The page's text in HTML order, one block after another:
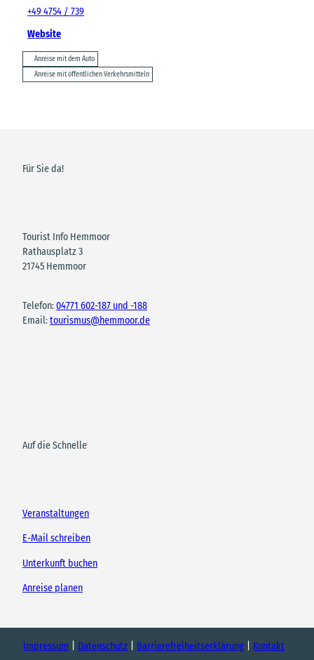
+49 4754 / 739
Website
Anreise mit dem Auto
Anreise mit öffentlichen Verkehrsmitteln
Für Sie da!
Tourist Info Hemmoor
Rathausplatz 3
21745 Hemmoor
Telefon:04771 602-187 und -188
Email:tourismus@hemmoor.de
Auf die Schnelle
Veranstaltungen
E-Mail schreiben
Unterkunft buchen
Anreise planen
Impressum Datenschutz Barrierefreiheitserklärung Kontakt